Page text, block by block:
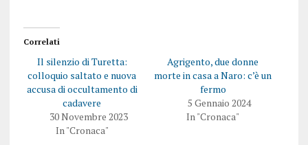
Correlati
Il silenzio di Turetta:
colloquio saltato e nuova
accusa di occultamento di
cadavere
30 Novembre 2023
In "Cronaca"
Agrigento, due donne
morte in casa a Naro: c’è un
fermo
5 Gennaio 2024
In "Cronaca"